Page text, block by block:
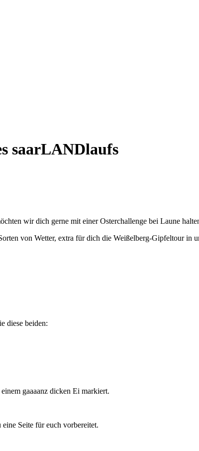
saarLANDlaufs
wir dich gerne mit einer Osterchallenge bei Laune
von Wetter, extra für dich die Weißelberg-Gipfeltour
diese beiden:
gaaaanz dicken Ei markiert.
Seite für euch vorbereitet.